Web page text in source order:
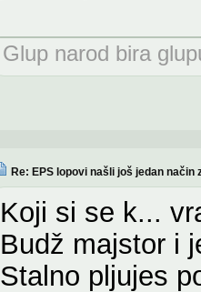
Glup narod bira
Re: EPS lopovi našli još jedan način
Koji si se k...
Budž majstor i
Stalno pljujes